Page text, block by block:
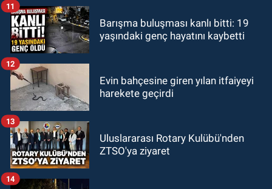
Barışma buluşması kanlı bitti: 19
yaşındaki genç hayatını kaybetti
11
Evin bahçesine giren yılan itfaiyeyi
harekete geçirdi
12
Uluslararası Rotary Kulübü'nden
ZTSO'ya ziyaret
13
14